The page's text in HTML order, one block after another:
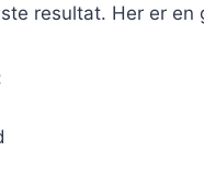
resultat. Her er en